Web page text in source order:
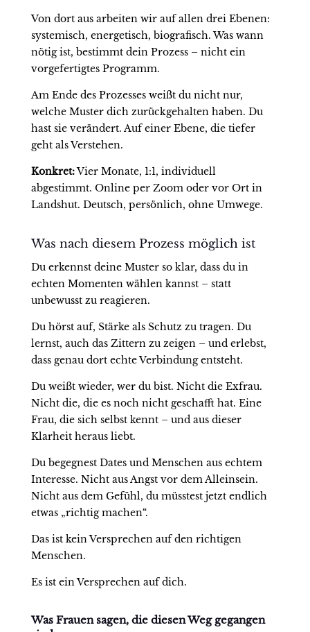
Von dort aus arbeiten wir auf allen drei Ebenen:
systemisch, energetisch, biografisch. Was wann
nötig ist, bestimmt dein Prozess – nicht ein
vorgefertigtes Programm.
Am Ende des Prozesses weißt du nicht nur,
welche Muster dich zurückgehalten haben. Du
hast sie verändert. Auf einer Ebene, die tiefer
geht als Verstehen.
Konkret:Vier Monate, 1:1, individuell
abgestimmt. Online per Zoom oder vor Ort in
Landshut. Deutsch, persönlich, ohne Umwege.
Was nach diesem Prozess möglich ist
Du erkennst deine Muster so klar, dass du in
echten Momenten wählen kannst – statt
unbewusst zu reagieren.
Du hörst auf, Stärke als Schutz zu tragen. Du
lernst, auch das Zittern zu zeigen – und erlebst,
dass genau dort echte Verbindung entsteht.
Du weißt wieder, wer du bist. Nicht die Exfrau.
Nicht die, die es noch nicht geschafft hat. Eine
Frau, die sich selbst kennt – und aus dieser
Klarheit heraus liebt.
Du begegnest Dates und Menschen aus echtem
Interesse. Nicht aus Angst vor dem Alleinsein.
Nicht aus dem Gefühl, du müsstest jetzt endlich
etwas „richtig machen“.
Das ist kein Versprechen auf den richtigen
Menschen.
Es ist ein Versprechen auf dich.
Was Frauen sagen, die diesen Weg gegangen